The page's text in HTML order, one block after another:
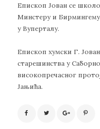
Епископ Јован се
Минстеру и
у Вуперталу.
Епископ хумски Г.
старешинства у
високопречасног
Јањића.